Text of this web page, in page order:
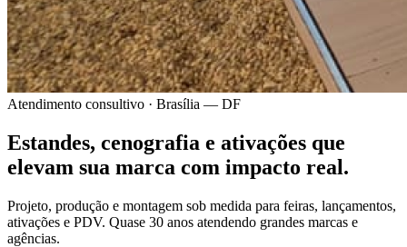
Atendimento consultivo · Brasília — DF
Estandes, cenografia e ativações que
elevam sua marca com impacto real.
Projeto, produção e montagem sob medida para feiras, lançamentos,
ativações e PDV. Quase 30 anos atendendo grandes marcas e
agências.